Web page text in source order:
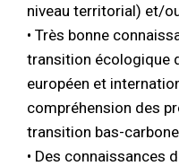
niveau territorial) et/
• Très bonne
transition écologique
européen et
compréhension des
transition bas-
• Des connaissances